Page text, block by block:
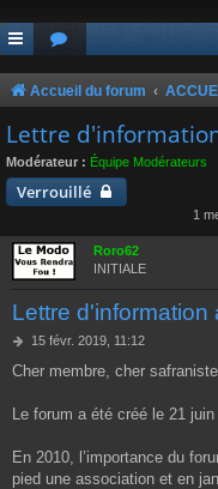
Accueil du forum
Lettre
Modérateur : Équipe Modérateurs
Verrouillé
1
Roro62
INITIALE
Lettre d'information
M
s
a
15 févr. 2019, 11:12
Cher membre, cher safraniste,
Le forum a été créé le 21
En 2010, l’importance du
pied une association et en